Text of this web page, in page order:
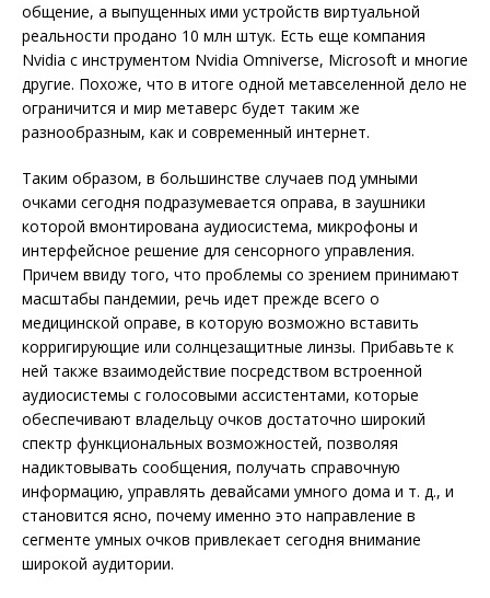
общение, а выпущенных ими устройств виртуальной
реальности продано 10 млн штук. Есть еще компания
Nvidia с инструментом Nvidia Omniverse, Microsoft и многие
другие. Похоже, что в итоге одной метавселенной дело не
ограничится и мир метаверс будет таким же
разнообразным, как и современный интернет.
Таким образом, в большинстве случаев под умными
очками сегодня подразумевается оправа, в заушники
которой вмонтирована аудиосистема, микрофоны и
интерфейсное решение для сенсорного управления.
Причем ввиду того, что проблемы со зрением принимают
масштабы пандемии, речь идет прежде всего о
медицинской оправе, в которую возможно вставить
корригирующие или солнцезащитные линзы. Прибавьте к
ней также взаимодействие посредством встроенной
аудиосистемы с голосовыми ассистентами, которые
обеспечивают владельцу очков достаточно широкий
спектр функциональных возможностей, позволяя
надиктовывать сообщения, получать справочную
информацию, управлять девайсами умного дома и т. д., и
становится ясно, почему именно это направление в
сегменте умных очков привлекает сегодня внимание
широкой аудитории.